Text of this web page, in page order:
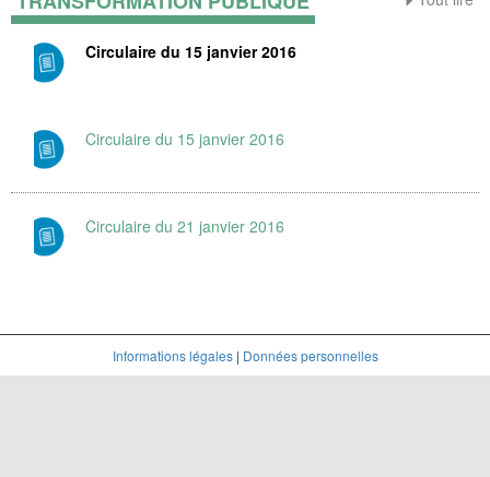
Circulaire du 15 janvier 2016
Circulaire du 15 janvier 2016
Circulaire du 21 janvier 2016
Informations légales| Données personnelles